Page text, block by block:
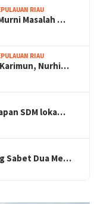
RIAU
Masalah …
RIAU
Nurhi…
SDM loka…
Sabet Dua Me…